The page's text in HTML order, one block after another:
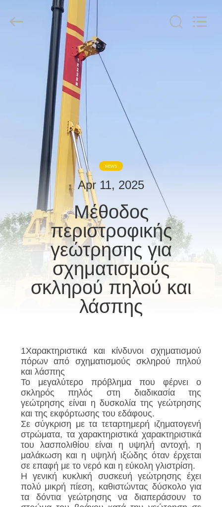
ΠΡΟΪΌΝΤΑ
ΕΜΦΆΝΙΣΗ
ΠΕΡΊΠΟΥ
ΕΜΕΊΣ
ΓΎΡΟΣ
ΕΡΓΟΣΤΑΣΊΩΝ
ΠΟΙΟΤΙΚΌΣ
ΈΛΕΓΧΟΣ
ΕΠΑΦΉ
ΣΥΝΟΜΙΛΊΑ
ΤΏΡΑ
COMPANY
NEWS
SITEMAP
한국
Heavy
Industry
Co.Ltd..
All
Rights
Reserved.
NEWS
Apr 11, 2025
Μέθοδος
περιστροφικής
γεώτρησης για
σχηματισμούς
σκληρού πηλού και
λάσπης
1Χαρακτηριστικά και κίνδυνοι σχηματισμού
πόρων από σχηματισμούς σκληρού πηλού
και λάσπης
Το μεγαλύτερο πρόβλημα που φέρνει ο
σκληρός πηλός στη διαδικασία της
γεώτρησης είναι η δυσκολία της γεώτρησης
και της εκφόρτωσης του εδάφους.
Σε σύγκριση με τα τεταρτημερή ιζηματογενή
στρώματα, τα χαρακτηριστικά χαρακτηριστικά
του λασπολιθίου είναι η υψηλή αντοχή, η
μαλάκωση και η υψηλή ιξώδης όταν έρχεται
σε επαφή με το νερό και η εύκολη γλιστρίση.
Η γενική κυκλική συσκευή γεώτρησης έχει
πολύ μικρή πίεση, καθιστώντας δύσκολο για
τα δόντια γεώτρησης να διαπεράσουν το